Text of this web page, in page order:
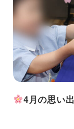
4月の思い出